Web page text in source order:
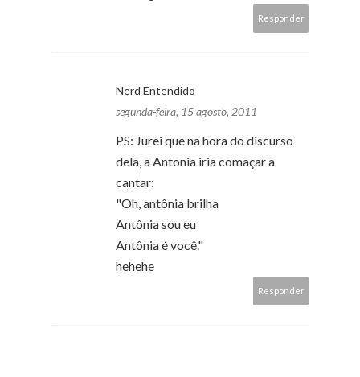
Responder
Nerd Entendido
segunda-feira, 15 agosto, 2011
PS: Jurei que na hora do discurso
dela, a Antonia iria comaçar a
cantar:
"Oh, antônia brilha
Antônia sou eu
Antônia é você."
hehehe
Responder